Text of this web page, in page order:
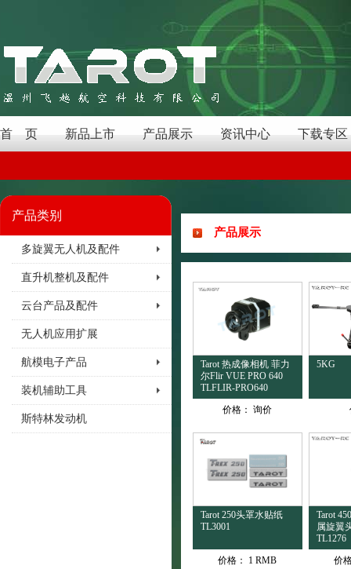
首 页 新品上市 产品展示 资讯中心 下载专区
产品类别
多旋翼无人机及配件
直升机整机及配件
云台产品及配件
无人机应用扩展
航模电子产品
装机辅助工具
斯特林发动机
产品展示
Tarot 热成像相机 菲力
尔Flir VUE PRO 640
TLFLIR-PRO640
价格： 询价
5KG
Tarot 250头罩水贴纸
TL3001
价格： 1 RMB
Tarot
属旋翼
TL1276
价